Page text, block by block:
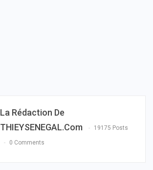
La Rédaction De
THIEYSENEGAL.com
19175 Posts
0 Comments